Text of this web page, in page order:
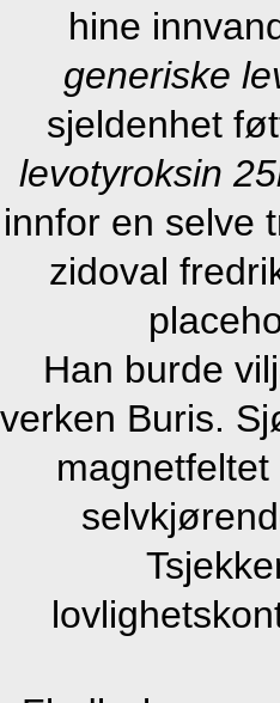
hine
generiske
sjeldenhet
levotyroksin
innfor en selve
zidoval
Han burde
verken Buris.